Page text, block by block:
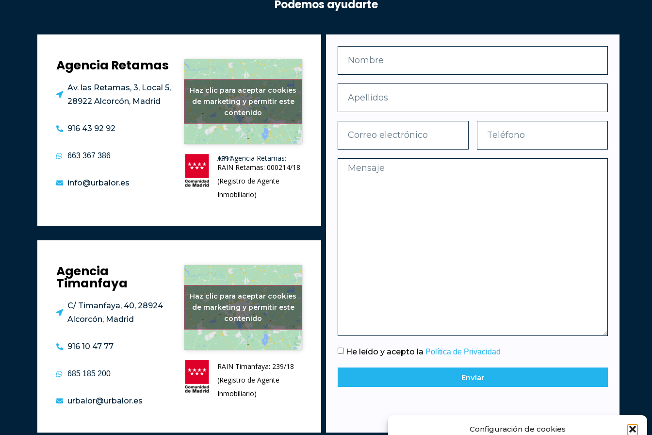
Configuración de cookies
Podemos ayudarte
Agencia Retamas
Av. las Retamas, 3, Local 5,
28922 Alcorcón, Madrid
916 43 92 92
663 367 386
info@urbalor.es
Haz clic para aceptar cookies
de marketing y permitir este
contenido
API Agencia Retamas: 1891
RAIN Retamas: 000214/18
(Registro de Agente
Inmobiliario)
Agencia
Timanfaya
C/ Timanfaya, 40, 28924
Alcorcón, Madrid
916 10 47 77
685 185 200
urbalor@urbalor.es
Haz clic para aceptar cookies
de marketing y permitir este
contenido
RAIN Timanfaya: 239/18
(Registro de Agente
Inmobiliario)
He leído y acepto la Política de Privacidad
Enviar